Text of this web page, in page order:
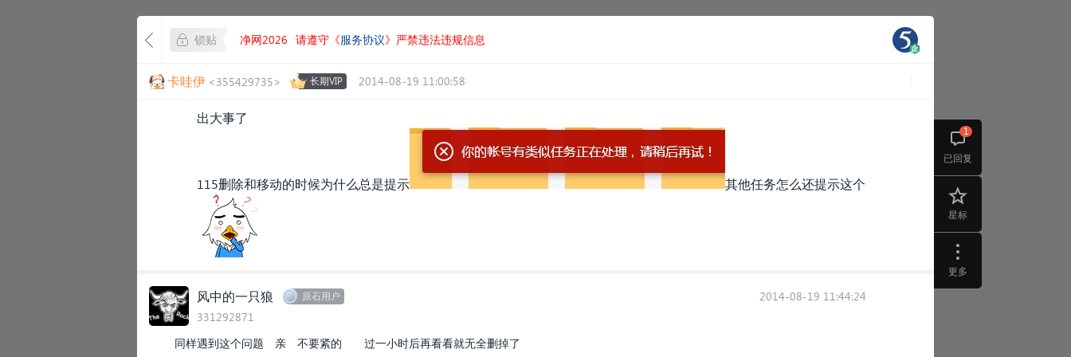
已回复
1
星标
更多
锁贴 净网2026 请遵守《服务协议》严禁违法违规信息
卡哇伊 <355429735> 长期VIP 2014-08-19 11:00:58
出大事了
115删除和移动的时候为什么总是提示​​ 其他任务怎么还提示这个
风中的一只狼 原石用户
331292871
2014-08-19 11:44:24
同样遇到这个问题 亲 不要紧的 过一小时后再看看就无全删掉了